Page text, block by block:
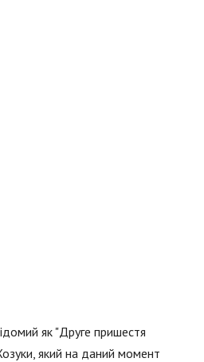
як "Друге пришестя
який на даний момент